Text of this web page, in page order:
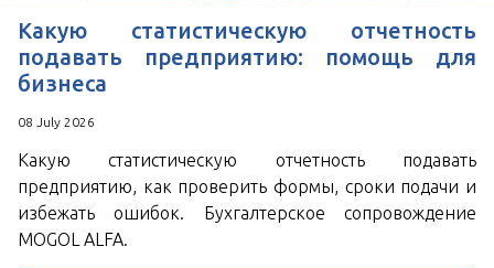
Какую статистическую отчетность
подавать предприятию: помощь для
бизнеса
08 July 2026
Какую статистическую отчетность подавать
предприятию, как проверить формы, сроки подачи и
избежать ошибок. Бухгалтерское сопровождение
MOGOL ALFA.